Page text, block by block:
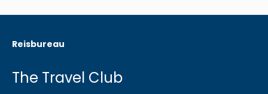
Reisbureau
The Travel Club